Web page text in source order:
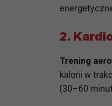
2.
Trening
kalorii w
(30–60